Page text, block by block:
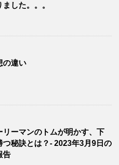
した。。。
の違い
リーマンのトムが明かす、下
つ秘訣とは？- 2023年3月9日の
告